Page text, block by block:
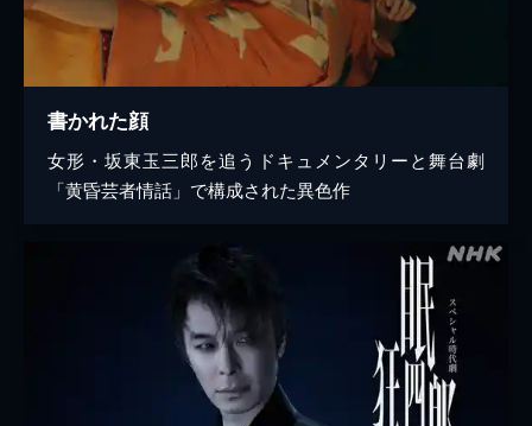
書かれた顔
女形・坂東玉三郎を追うドキュメンタリーと舞台劇
「黄昏芸者情話」で構成された異色作